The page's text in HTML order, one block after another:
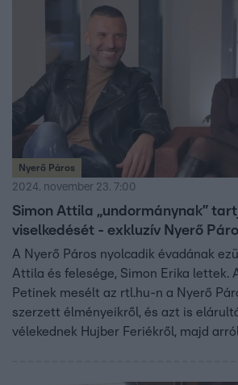
Nyerő Páros
2024. november 23. 7:00
Simon Attila „undormánynak”
viselkedését - exkluzív Nyerő
A Nyerő Páros nyolcadik évadának
Attila és felesége, Simon Erika lettek.
Petinek mesélt az rtl.hu-n a Nyerő
szerzett élményeikről, és azt is
vélekednek Hujber Feriékről, majd